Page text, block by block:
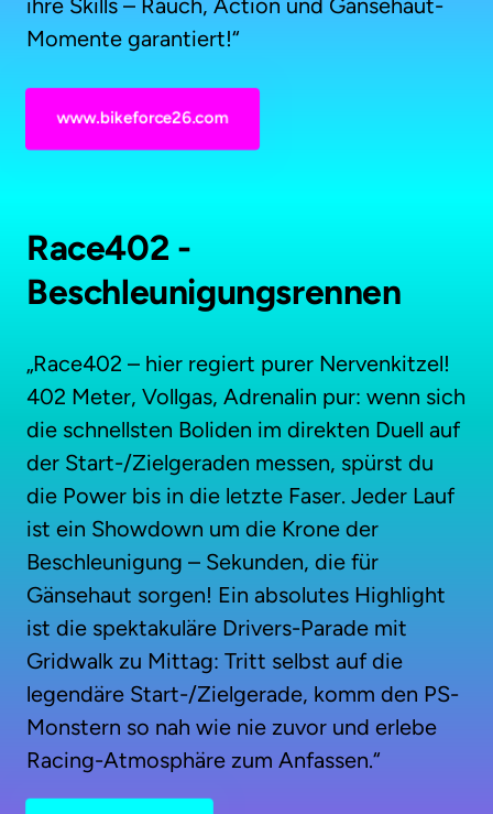
ihre Skills – Rauch, Action und Gänsehaut-
Momente garantiert!“
www.bikeforce26.com
Race402 -
Beschleunigungsrennen
„Race402 – hier regiert purer Nervenkitzel!
402 Meter, Vollgas, Adrenalin pur: wenn sich
die schnellsten Boliden im direkten Duell auf
der Start-/Zielgeraden messen, spürst du
die Power bis in die letzte Faser. Jeder Lauf
ist ein Showdown um die Krone der
Beschleunigung – Sekunden, die für
Gänsehaut sorgen! Ein absolutes Highlight
ist die spektakuläre Drivers-Parade mit
Gridwalk zu Mittag: Tritt selbst auf die
legendäre Start-/Zielgerade, komm den PS-
Monstern so nah wie nie zuvor und erlebe
Racing-Atmosphäre zum Anfassen.“